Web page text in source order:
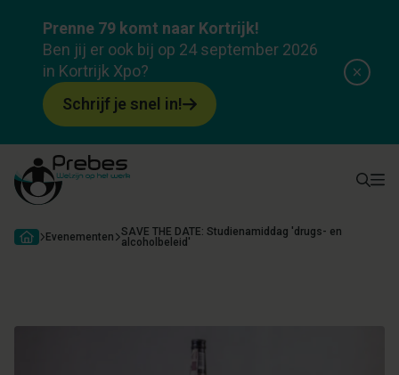
Prenne 79 komt naar Kortrijk!
Ben jij er ook bij op 24 september 2026
in Kortrijk Xpo?
Schrijf je snel in!
Evenementen
SAVE THE DATE: Studienamiddag 'drugs- en
alcoholbeleid'
SAVE THE DATE: Studienamiddag 'drugs- en
alcoholbeleid'
Over evenement Programma